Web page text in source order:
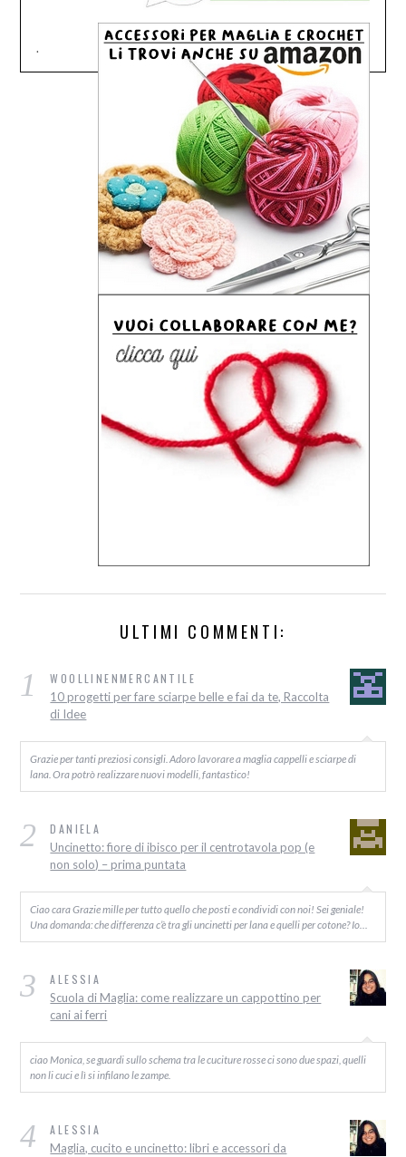
.
ULTIMI COMMENTI:
1 WOOLLINENMERCANTILE
10 progetti per fare sciarpe belle e fai da te, Raccolta
di Idee
Grazie per tanti preziosi consigli. Adoro lavorare a maglia cappelli e sciarpe di
lana. Ora potrò realizzare nuovi modelli, fantastico!
2 DANIELA
Uncinetto: fiore di ibisco per il centrotavola pop (e
non solo) – prima puntata
Ciao cara Grazie mille per tutto quello che posti e condividi con noi! Sei geniale!
Una domanda: che differenza c’è tra gli uncinetti per lana e quelli per cotone? Io…
3 ALESSIA
Scuola di Maglia: come realizzare un cappottino per
cani ai ferri
ciao Monica, se guardi sullo schema tra le cuciture rosse ci sono due spazi, quelli
non li cuci e lì si infilano le zampe.
4 ALESSIA
Maglia, cucito e uncinetto: libri e accessori da